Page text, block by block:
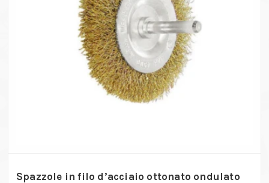
Spazzole in filo d’acciaio ottonato ondulato